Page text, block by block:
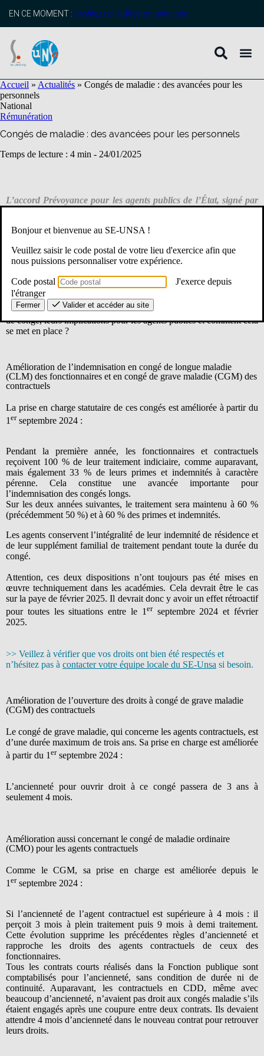
principal
EN CE MOMENT : profitez de l’adhésion anticipée
Accueil » Actualités » Congés de maladie : des avancées pour les
personnels
National
Rémunération
Congés de maladie : des avancées pour les personnels
Temps de lecture : 4 min - 24/01/2025
L’accord Prévoyance pour les agents publics de l’État, signé par
l’Unsa, est mis en œuvre progressivement. Depuis septembre
de congé de longue maladie (CLM) des fonctionnaires et de
vigueur. Les conditions de prise en charge du congé de maladie
ordinaire (CMO) pour les contractuels évoluent favorablement.
Quelles sont les principales modifications apportées à chaque type
de congé, leurs implications pour les agents publics et comment cela
se met en place ?
Amélioration de l’indemnisation en congé de longue maladie
(CLM) des fonctionnaires et en congé de grave maladie (CGM) des
contractuels
La prise en charge statutaire de ces congés est améliorée à partir du
1 erseptembre 2024 :
Pendant la première année, les fonctionnaires et contractuels
reçoivent 100 % de leur traitement indiciaire, comme auparavant,
mais également 33 % de leurs primes et indemnités à caractère
pérenne. Cela constitue une avancée importante pour
l’indemnisation des congés longs.
Sur les deux années suivantes, le traitement sera maintenu à 60 %
(précédemment 50 %) et à 60 % des primes et indemnités.
Les agents conservent l’intégralité de leur indemnité de résidence et
de leur supplément familial de traitement pendant toute la durée du
congé.
Attention, ces deux dispositions n’ont toujours pas été mises en
œuvre techniquement dans les académies. Cela devrait être le cas
sur la paye de février 2025. Il devrait donc y avoir un effet rétroactif
pour toutes les situations entre le 1 erseptembre 2024 et février
2025.
>> Veillez à vérifier que vos droits ont bien été respectés et
n’hésitez pas à contacter votre équipe locale du SE-Unsa si besoin.
Amélioration de l’ouverture des droits à congé de grave maladie
(CGM) des contractuels
Le congé de grave maladie, qui concerne les agents contractuels, est
d’une durée maximum de trois ans. Sa prise en charge est améliorée
à partir du 1erseptembre 2024 :
L’ancienneté pour ouvrir droit à ce congé passera de 3 ans à
seulement 4 mois.
Amélioration aussi concernant le congé de maladie ordinaire
(CMO) pour les agents contractuels
Comme le CGM, sa prise en charge est améliorée depuis le
1 erseptembre 2024 :
Si l’ancienneté de l’agent contractuel est supérieure à 4 mois : il
perçoit 3 mois à plein traitement puis 9 mois à demi traitement.
Cette évolution supprime les précédentes règles d’ancienneté et
rapproche les droits des agents contractuels de ceux des
fonctionnaires.
Tous les contrats courts réalisés dans la Fonction publique sont
comptabilisés pour l’ancienneté, sans condition de durée ni de
continuité. Auparavant, les contractuels en CDD, même avec
beaucoup d’ancienneté, n’avaient pas droit aux congés maladie s’ils
étaient engagés après une coupure entre deux contrats. Ils devaient
attendre 4 mois d’ancienneté dans le nouveau contrat pour retrouver
leurs droits.
Bonjour et bienvenue au SE-UNSA !
Veuillez saisir le code postal de votre lieu d'exercice afin que
nous puissions personnaliser votre expérience.
Code postal
J'exerce depuis
l'étranger
Fermer Valider et accéder au site